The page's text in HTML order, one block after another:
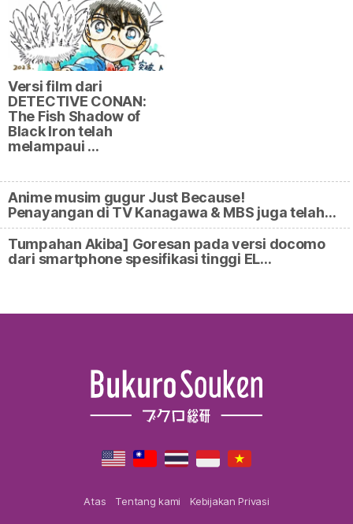
Versi film dari
DETECTIVE CONAN:
The Fish Shadow of
Black Iron telah
melampaui …
Anime musim gugur Just Because!
Penayangan di TV Kanagawa & MBS juga telah…
Tumpahan Akiba] Goresan pada versi docomo
dari smartphone spesifikasi tinggi EL…
Atas Tentang kami Kebijakan Privasi